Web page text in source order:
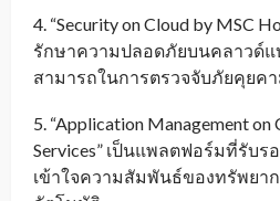
4. “Security on Cloud by MSC
รักษาความปลอดภัยบนคลาวด์
สามารถในการตรวจจับภัยคุยค
5. “Application Management
Services” เป็นแพลตฟอร์มที่รับ
เข้าใจความสัมพันธ์ของทรัพยา